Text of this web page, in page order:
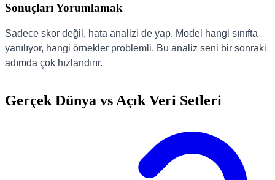
Sonuçları Yorumlamak
Sadece skor değil, hata analizi de yap. Model hangi sınıfta
yanılıyor, hangi örnekler problemli. Bu analiz seni bir sonraki
adımda çok hızlandırır.
Gerçek Dünya vs Açık Veri Setleri